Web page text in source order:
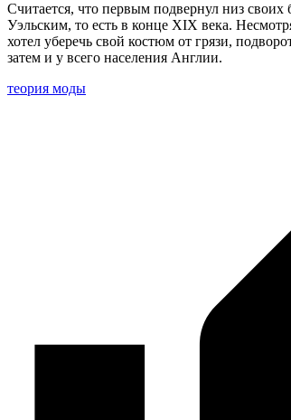
Считается, что первым подвернул низ
Уэльским, то есть в конце XIX века.
хотел уберечь свой костюм от грязи,
затем и у всего населения Англии.
теория моды